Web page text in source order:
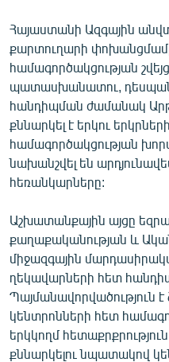
«Ազատության» բոլոր
Հայաստանի Ազգային
քարտուղարի
համագործակցության
պատասխանատու, դեսպան
հանդիպման ժամանակ
քննարկել է երկու
համագործակցության
նախանշվել են
հեռանկարները:
Աշխատանքային այցը
քաղաքականության և
միջազգային
ղեկավարների հետ
Պայմանավորվածություն է
կենտրոնների հետ
երկկողմ
քննարկելու նպատակով